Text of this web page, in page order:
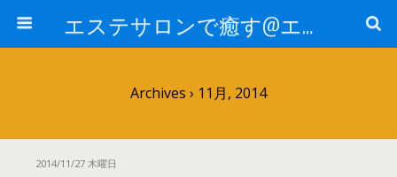
エステサロンで癒す@エステ～全国エステ情報
Archives › 11月, 2014
2014/11/27 木曜日